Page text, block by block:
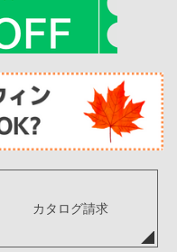
カタログ請求